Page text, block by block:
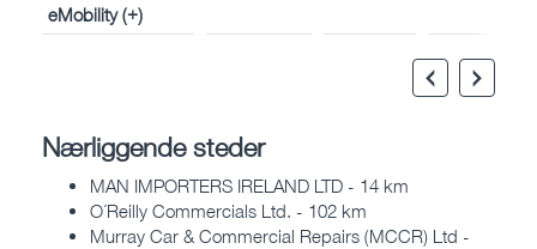
eMobility (+)
Nærliggende steder
MAN IMPORTERS IRELAND LTD - 14 km
O´Reilly Commercials Ltd. - 102 km
Murray Car & Commercial Repairs (MCCR) Ltd -